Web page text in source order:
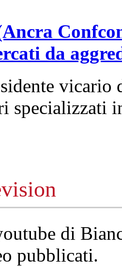
da
vicario
specializzati
di
pubblicati.